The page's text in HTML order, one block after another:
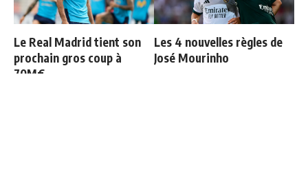
Le Real Madrid tient son
prochain gros coup à
70M€
Les 4 nouvelles règles de
José Mourinho